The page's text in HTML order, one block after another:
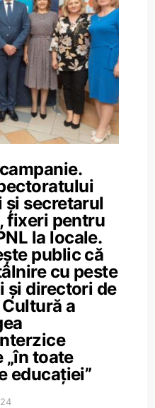
și secretarul
fixeri pentru
la locale.
public că
cu peste
și directori de
a
toate
educației”